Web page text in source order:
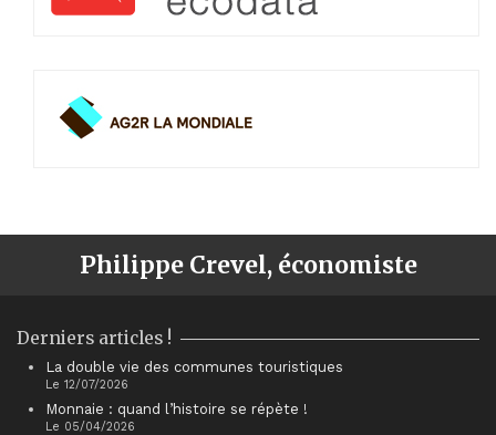
Philippe Crevel, économiste
Derniers articles !
La double vie des communes touristiques
Le 12/07/2026
Monnaie : quand l’histoire se répète !
Le 05/04/2026